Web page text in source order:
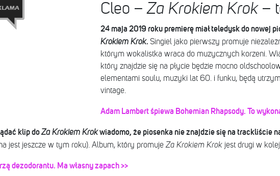
Cleo –Za Krokiem Krok–
24 maja 2019 roku premierę miał teledysk do nowej
Krokiem Krok. Singiel jako pierwszy promuje
którym wokalistka wraca do muzycznych korzeni.
który znajdzie się na płycie będzie mocno
elementami soulu, muzyki lat 60. i funku, będą
vintage.
Adam Lambert śpiewa Bohemian Rhapsody. To
klip doZa Krokiem Krokwiadomo, że piosenka nie znajdzie się na trackliście
jest jeszcze w tym roku). Album, który promujeZa Krokiem Krok jest drugi w
dezodorantu. Ma własny zapach >>